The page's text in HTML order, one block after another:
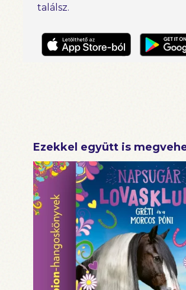
találsz.
Ezekkel együtt is